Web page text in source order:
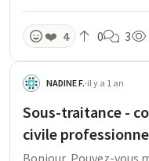
❤️ 4 0 3
NADINE F.·il y a 1 an
Sous-traitance -
civile
Bonjour, Pouvez-vous